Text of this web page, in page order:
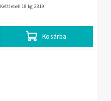
Kosárba
Kettlebell 18 kg 2319